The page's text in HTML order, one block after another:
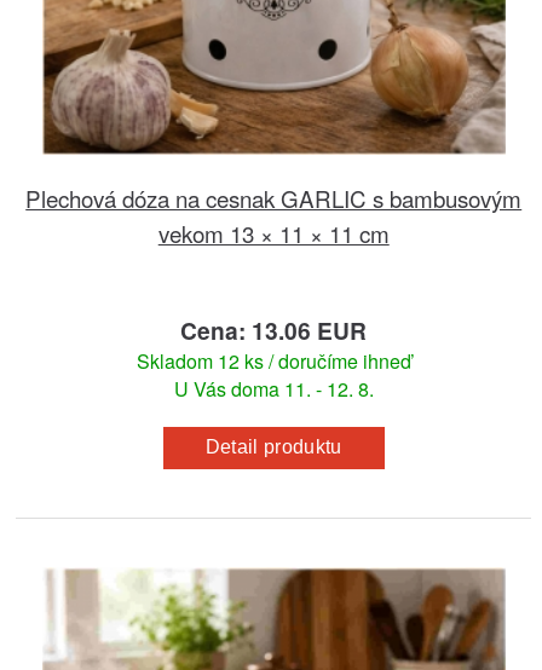
Plechová dóza na cesnak GARLIC s bambusovým
vekom 13 × 11 × 11 cm
Cena: 13.06 EUR
Skladom 12 ks / doručíme ihneď
U Vás doma 11. - 12. 8.
Detail produktu